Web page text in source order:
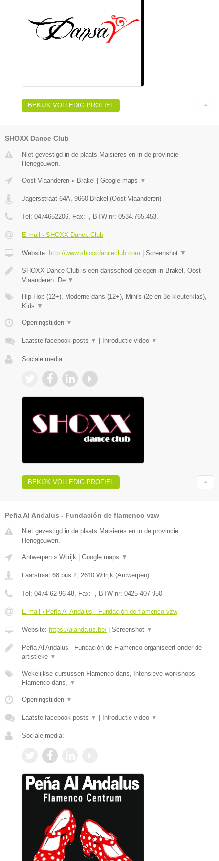
BEKIJK VOLLEDIG PROFIEL
SHOXX Dance Club
Niet gevestigd in de plaats Maisieres en in de provincie
Henegouwen.
Oost-Vlaanderen » Brakel | Google maps ▼
Jagersstraat 64A 9660 Brakel (Oost-Vlaanderen)
Tel: 0474652206 , Fax: - , BTW-nr: 0534.765.453.
E-mail › SHOXX Dance Club
Website: http://www.shoxxdanceclub.com | Screenshot ▼
SHOXX Dance Club is een dansschool gelegen in Brakel, Oost-
Vlaanderen. De ▼
Hip-Hop (12+), Moderne dans (12+), Mini's (2e en 3e kleuterklas),
Kids ▼
Openingstijden ▼
Laatste facebook posts ▼ | Introductie video ▼
Sociale media:
BEKIJK VOLLEDIG PROFIEL
Peña Al Andalus - Fundación de flamenco vzw
Niet gevestigd in de plaats Maisieres en in de provincie
Henegouwen.
Antwerpen » Wilrijk | Google maps ▼
Laarstraat 68 bus 2 2610 Wilrijk (Antwerpen)
Tel: 0474 62 96 48 , Fax: - , BTW-nr: 0425 407 950
E-mail › Peña Al Andalus - Fundación de flamenco vzw
Website: https://alandalus.be/ | Screenshot ▼
Peña Al Andalus - Fundación de Flamenco organiseert onder de
artistieke ▼
Wekelijkse cursussen Flamenco dans, Intensieve workshops
Flamenco dans,
▼
Openingstijden ▼
Laatste facebook posts ▼ | Introductie video ▼
Sociale media: